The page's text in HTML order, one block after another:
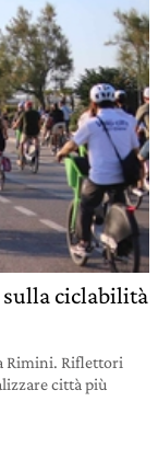
sulla ciclabilità
Rimini. Riflettori
città più